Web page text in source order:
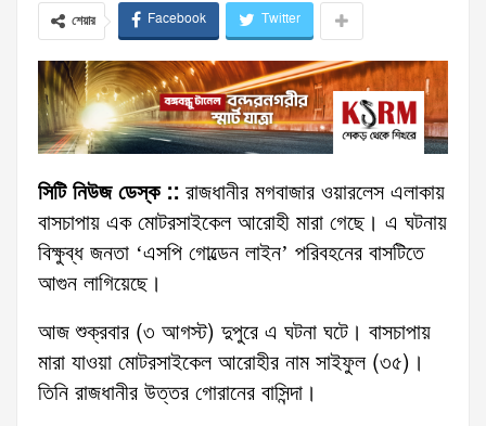
শেয়ার Facebook Twitter
সিটি নিউজ ডেস্ক :: রাজধানীর মগবাজার ওয়ারলেস এলাকায়
বাসচাপায় এক মোটরসাইকেল আরোহী মারা গেছে। এ ঘটনায়
বিক্ষুব্ধ জনতা ‘এসপি গোল্ডেন লাইন’ পরিবহনের বাসটিতে
আগুন লাগিয়েছে।
আজ শুক্রবার (৩ আগস্ট) দুপুরে এ ঘটনা ঘটে। বাসচাপায়
মারা যাওয়া মোটরসাইকেল আরোহীর নাম সাইফুল (৩৫)।
তিনি রাজধানীর উত্তর গোরানের বাসিন্দা।